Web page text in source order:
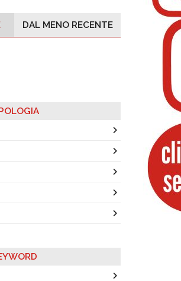
DAL MENO RECENTE